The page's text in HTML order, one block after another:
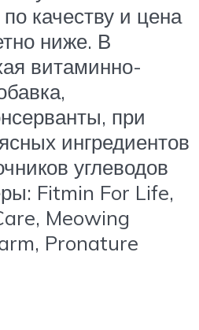
качеству и цена
ниже. В
витаминно-
при
ингредиентов
углеводов
Fitmin For Life,
Meowing
Pronature